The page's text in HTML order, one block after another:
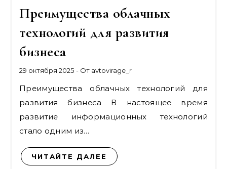
Преимущества облачных
технологий для развития
бизнеса
29 октября 2025 - От avtovirage_r
Преимущества облачных технологий для
развития бизнеса В настоящее время
развитие информационных технологий
стало одним из…
ЧИТАЙТЕ ДАЛЕЕ